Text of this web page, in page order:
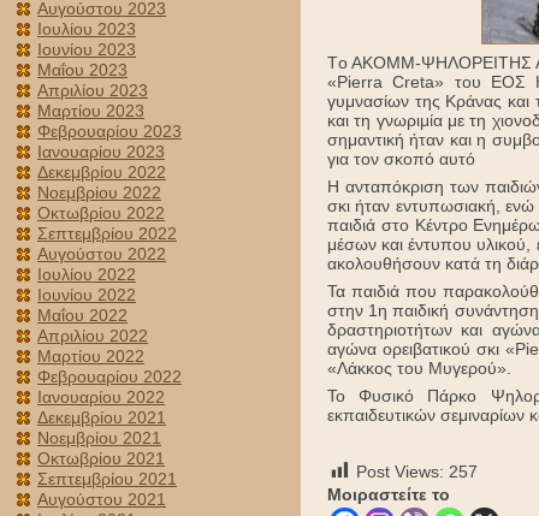
Αυγούστου 2023
Ιουλίου 2023
Ιουνίου 2023
Μαΐου 2023
Απριλίου 2023
Μαρτίου 2023
Φεβρουαρίου 2023
Ιανουαρίου 2023
Δεκεμβρίου 2022
Νοεμβρίου 2022
Οκτωβρίου 2022
Σεπτεμβρίου 2022
Αυγούστου 2022
Ιουλίου 2022
Ιουνίου 2022
Μαΐου 2022
Απριλίου 2022
Μαρτίου 2022
Φεβρουαρίου 2022
Ιανουαρίου 2022
Δεκεμβρίου 2021
Νοεμβρίου 2021
Οκτωβρίου 2021
Σεπτεμβρίου 2021
Αυγούστου 2021
Tο ΑΚΟΜΜ-ΨΗΛΟΡΕΙΤΗΣ
«Pierra Creta» του ΕΟΣ
γυμνασίων της Κράνας
και τη γνωριμία με τη
σημαντική ήταν και η
για τον σκοπό αυτό
Η ανταπόκριση των
σκι ήταν εντυπωσιακή,
παιδιά στο Κέντρο
μέσων και έντυπου υλικού,
ακολουθήσουν κατά τη
Τα παιδιά που
στην 1η παιδική
δραστηριοτήτων και
αγώνα ορειβατικού σκι
«Λάκκος του Μυγερού».
Το Φυσικό Πάρκο
εκπαιδευτικών
Post Views: 257
Μοιραστείτε το